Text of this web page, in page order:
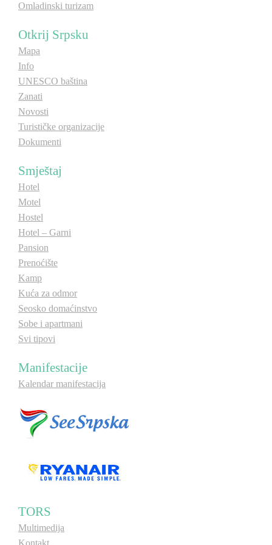
Omladinski turizam
Otkrij Srpsku
Mapa
Info
UNESCO baština
Zanati
Novosti
Turističke organizacije
Dokumenti
Smještaj
Hotel
Motel
Hostel
Hotel – Garni
Pansion
Prenoćište
Kamp
Kuća za odmor
Seosko domaćinstvo
Sobe i apartmani
Svi tipovi
Manifestacije
Kalendar manifestacija
TORS
Multimedija
Kontakt